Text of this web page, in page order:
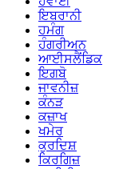
ਇਬਰਾਨੀ
ਹਮੰਗ
ਹੰਗਰੀਅਨ
ਆਈਸਲੈਂਡਿਕ
ਇਗਬੋ
ਜਾਵਨੀਜ਼
ਕੰਨੜ
ਕਜ਼ਾਖ
ਖਮੇਰ
ਕੁਰਦਿਸ਼
ਕਿਰਗਿਜ਼